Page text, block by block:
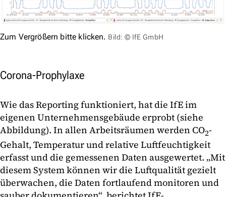
Zum Vergrößern bitte klicken. Bild: © IfE GmbH
Corona-Prophylaxe
Wie das Reporting funktioniert, hat die IfE im
eigenen Unternehmensgebäude erprobt (siehe
Abbildung). In allen Arbeitsräumen werden CO2-
Gehalt, Temperatur und relative Luftfeuchtigkeit
erfasst und die gemessenen Daten ausgewertet. „Mit
diesem System können wir die Luftqualität gezielt
überwachen, die Daten fortlaufend monitoren und